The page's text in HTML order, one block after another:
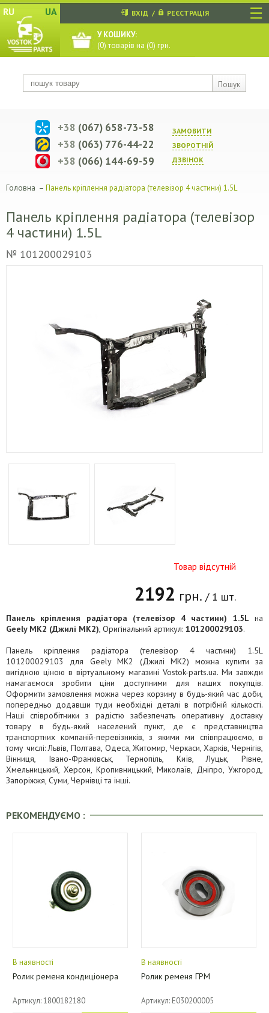
☰
RU UA
Пошук
ВХІД / РЕЄСТРАЦІЯ
У КОШИКУ:
(0) товарів на (0) грн.
ЗАМОВИТИ
ЗВОРОТНIЙ
ДЗВIНОК
+38 (067) 658-73-58
+38 (063) 776-44-22
+38 (066) 144-69-59
Головна – Панель кріплення радіатора (телевізор 4 частини) 1.5L
Панель кріплення радіатора (телевізор
4 частини) 1.5L
№ 101200029103
Товар відсутній
2192 грн. / 1 шт.
Панель кріплення радіатора (телевізор 4 частини) 1.5L на
Geely MK2 (Джилі МК2), Оригінальний артикул: 101200029103.
Панель кріплення радіатора (телевізор 4 частини) 1.5L
101200029103 для Geely MK2 (Джилі МК2) можна купити за
вигідною ціною в віртуальному магазині Vostok-parts.ua. Ми завжди
намагаємося зробити ціни доступними для наших покупців.
Оформити замовлення можна через корзину в будь-який час доби,
попередньо додавши туди необхідні деталі в потрібній кількості.
Наші співробітники з радістю забезпечать оперативну доставку
товару в будь-який населений пункт, де є представництва
транспортних компаній-перевізників, з якими ми співпрацюємо, в
тому числі: Львів, Полтава, Одеса, Житомир, Черкаси, Харків, Чернігів,
Вінниця, Івано-Франківськ, Тернопіль, Київ, Луцьк, Рівне,
Хмельницький, Херсон, Кропивницький, Миколаїв, Дніпро, Ужгород,
Запоріжжя, Суми, Чернівці та інші.
РЕКОМЕНДУЄМО :
В наявності
Ролик ременя кондиціонера
Артикул: 1800182180
В наявності
Ролик ременя ГРМ
Артикул: E030200005